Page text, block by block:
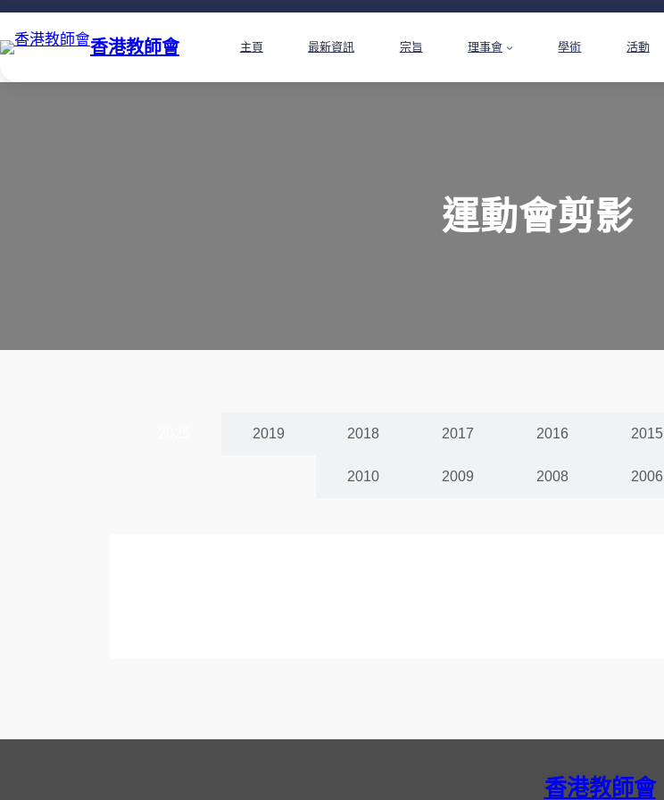
香港教師會 主頁 最新資訊 宗旨 理事會 學術 活動
運動會剪影
2019 2018 2017 2016 2015
2010 2009 2008 2006
香港教師會